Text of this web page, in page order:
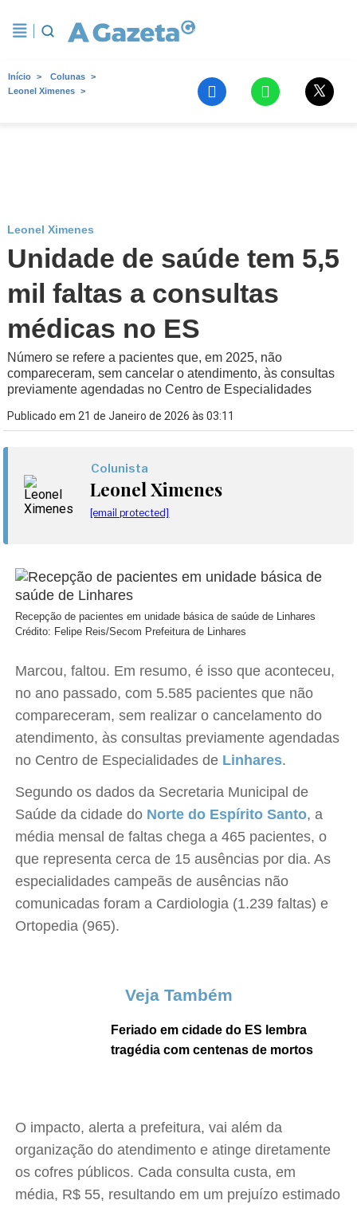
Início
Colunas
Leonel Ximenes
Leonel Ximenes
Unidade de saúde tem 5,5
mil faltas a consultas
médicas no ES
Número se refere a pacientes que, em 2025, não
compareceram, sem cancelar o atendimento, às consultas
previamente agendadas no Centro de Especialidades
Publicado em 21 de Janeiro de 2026 às 03:11
Colunista
Leonel Ximenes
[email protected]
Recepção de pacientes em unidade básica de saúde de Linhares
Crédito: Felipe Reis/Secom Prefeitura de Linhares
Marcou, faltou. Em resumo, é isso que aconteceu,
no ano passado, com 5.585 pacientes que não
compareceram, sem realizar o cancelamento do
atendimento, às consultas previamente agendadas
no Centro de Especialidades de Linhares.
Segundo os dados da Secretaria Municipal de
Saúde da cidade do Norte do Espírito Santo, a
média mensal de faltas chega a 465 pacientes, o
que representa cerca de 15 ausências por dia. As
especialidades campeãs de ausências não
comunicadas foram a Cardiologia (1.239 faltas) e
Ortopedia (965).
Veja Também
Feriado em cidade do ES lembra
tragédia com centenas de mortos
O impacto, alerta a prefeitura, vai além da
organização do atendimento e atinge diretamente
os cofres públicos. Cada consulta custa, em
média, R$ 55, resultando em um prejuízo estimado